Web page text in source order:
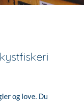
og love. Du